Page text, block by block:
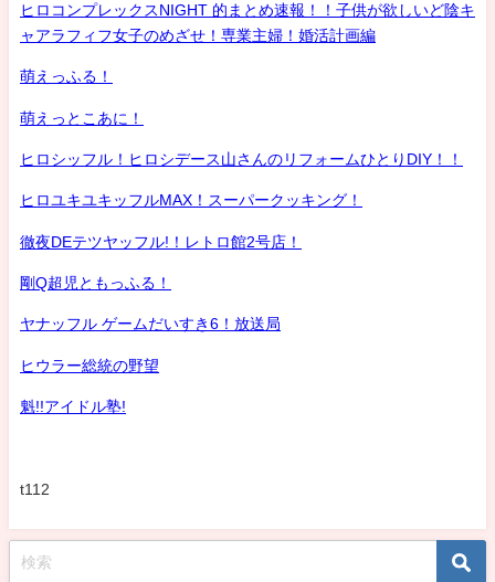
ヒロコンプレックスNIGHT 的まとめ速報！！子供が欲しいど陰キ
ャアラフィフ女子のめざせ！専業主婦！婚活計画編
萌えっふる！
萌えっとこあに！
ヒロシッフル！ヒロシデース山さんのリフォームひとりDIY！！
ヒロユキユキッフルMAX！スーパークッキング！
徹夜DEテツヤッフル!！レトロ館2号店！
剛Q超児ともっふる！
ヤナッフル ゲームだいすき6！放送局
ヒウラー総統の野望
魁!!アイドル塾!
t112